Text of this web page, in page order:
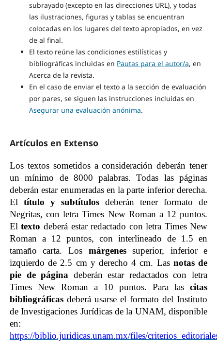
subrayado (excepto en las direcciones URL), y todas
las ilustraciones, figuras y tablas se encuentran
colocadas en los lugares del texto apropiados, en vez
de al final.
El texto reúne las condiciones estilísticas y
bibliográficas incluidas en Pautas para el autor/a, en
Acerca de la revista.
En el caso de enviar el texto a la sección de evaluación
por pares, se siguen las instrucciones incluidas en
Asegurar una evaluación anónima.
Artículos en Extenso
Los textos sometidos a consideración deberán tener
un mínimo de 8000 palabras. Todas las páginas
deberán estar enumeradas en la parte inferior derecha.
El título y subtítulos deberán tener formato de
Negritas, con letra Times New Roman a 12 puntos.
Eltexto deberá estar redactado con letra Times New
Roman a 12 puntos, con interlineado de 1.5 en
tamaño carta. Los márgenessuperior, inferior e
izquierdo de 2.5 cm y derecho 4 cm. Las notas de
pie de página deberán estar redactados con letra
Times New Roman a 10 puntos. Para lascitas
bibliográficasdeberá usarse el formato del Instituto
de Investigaciones Jurídicas de la UNAM, disponible
en:
https://biblio.juridicas.unam.mx/files/